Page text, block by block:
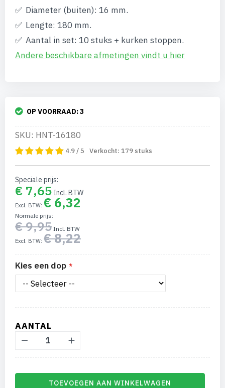
Diameter (buiten): 16 mm.
Lengte: 180 mm.
Aantal in set: 10 stuks + kurken stoppen.
Andere beschikbare afmetingen vindt u hier
OP VOORRAAD:3
SKU: HNT-16180
4.9 / 5 Verkocht: 179 stuks
Speciale prijs
€ 7,65
€ 6,32
Normale prijs
€ 9,95
€ 8,22
Kies een dop
AANTAL
TOEVOEGEN AAN WINKELWAGEN